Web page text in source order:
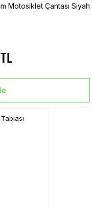
Motosiklet Çantası Siyah